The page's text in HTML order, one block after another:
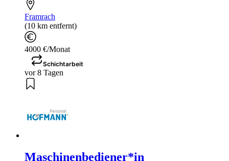
Framrach
(10 km entfernt)
4000 €/Monat
Schichtarbeit
vor 8 Tagen
Maschinenbediener*in